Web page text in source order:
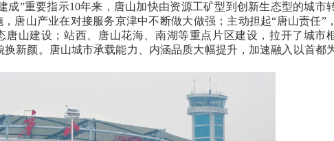
”重要指示10年来，唐山加快由资源工矿型到创新生态型的城市
唐山产业在对接服务京津中不断做大做强；主动担起“唐山责任”
唐山建设；站西、唐山花海、南湖等重点片区建设，拉开了城市
新颜。唐山城市承载能力、内涵品质大幅提升，加速融入以首都